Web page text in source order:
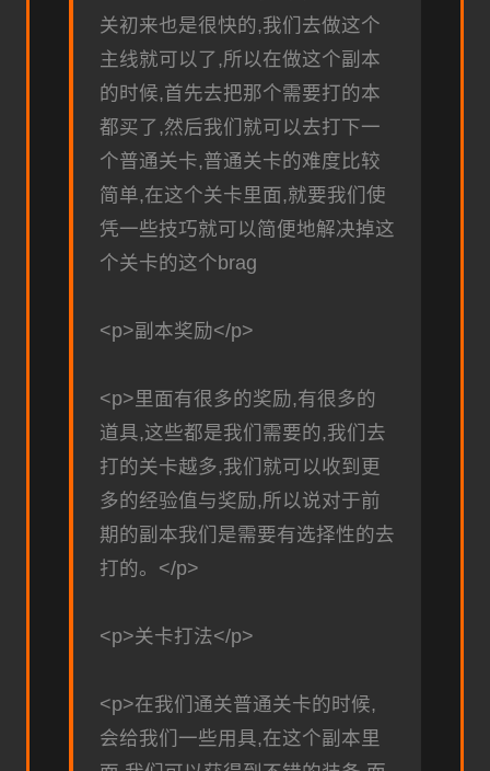
关初来也是很快的,我们去做这个
主线就可以了,所以在做这个副本
的时候,首先去把那个需要打的本
都买了,然后我们就可以去打下一
个普通关卡,普通关卡的难度比较
简单,在这个关卡里面,就要我们使
凭一些技巧就可以简便地解决掉这
个关卡的这个brag
<p>副本奖励</p>
<p>里面有很多的奖励,有很多的
道具,这些都是我们需要的,我们去
打的关卡越多,我们就可以收到更
多的经验值与奖励,所以说对于前
期的副本我们是需要有选择性的去
打的。</p>
<p>关卡打法</p>
<p>在我们通关普通关卡的时候,
会给我们一些用具,在这个副本里